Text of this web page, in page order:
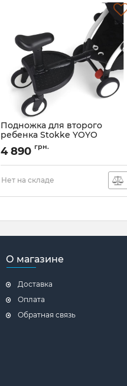
Подножка для второго
ребенка Stokke YOYO
Артикул: 655701
4 890 грн.
Нет на складе
О магазине
Доставка
Оплата
Обратная связь